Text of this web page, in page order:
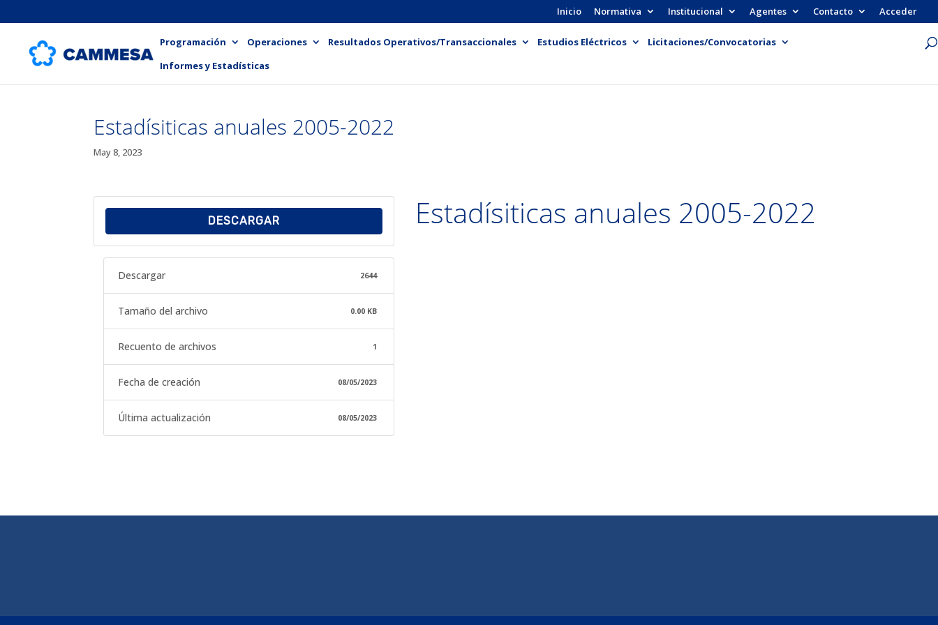
Inicio Normativa Institucional Agentes Contacto Acceder
Programación Operaciones Resultados Operativos/Transaccionales Estudios Eléctricos
Licitaciones/Convocatorias
Informes y Estadísticas
Estadísiticas anuales 2005-2022
May 8, 2023
DESCARGAR
Descargar 2644
Tamaño del archivo 0.00 KB
Recuento de archivos 1
Fecha de creación 08/05/2023
Última actualización 08/05/2023
Estadísiticas anuales 2005-2022